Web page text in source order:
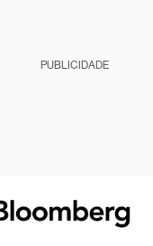
PUBLICIDADE